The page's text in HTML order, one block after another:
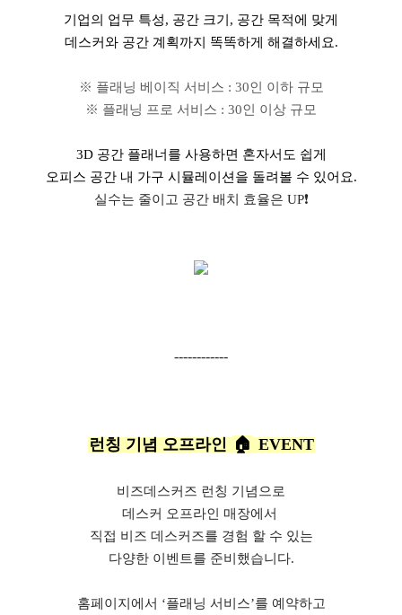
기업의 업무 특성, 공간 크기, 공간 목적에 맞게
데스커와 공간 계획까지 똑똑하게 해결하세요.
※ 플래닝 베이직 서비스 : 30인 이하 규모
※ 플래닝 프로 서비스 : 30인 이상 규모
3D 공간 플래너를 사용하면 혼자서도 쉽게
오피스 공간 내 가구 시뮬레이션을 돌려볼 수 있어요.
실수는 줄이고 공간 배치 효율은 UP❗️
------------
런칭 기념 오프라인 🏠 EVENT
비즈데스커즈 런칭 기념으로
데스커 오프라인 매장에서
직접 비즈 데스커즈를 경험 할 수 있는
다양한 이벤트를 준비했습니다.
홈페이지에서 ‘플래닝 서비스’를 예약하고